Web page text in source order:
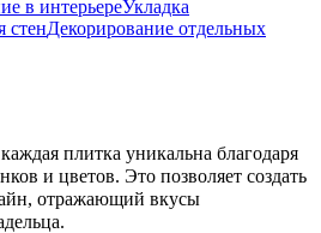
в интерьереУкладка
стенДекорирование отдельных
плитка уникальна благодаря
и цветов. Это позволяет создать
отражающий вкусы